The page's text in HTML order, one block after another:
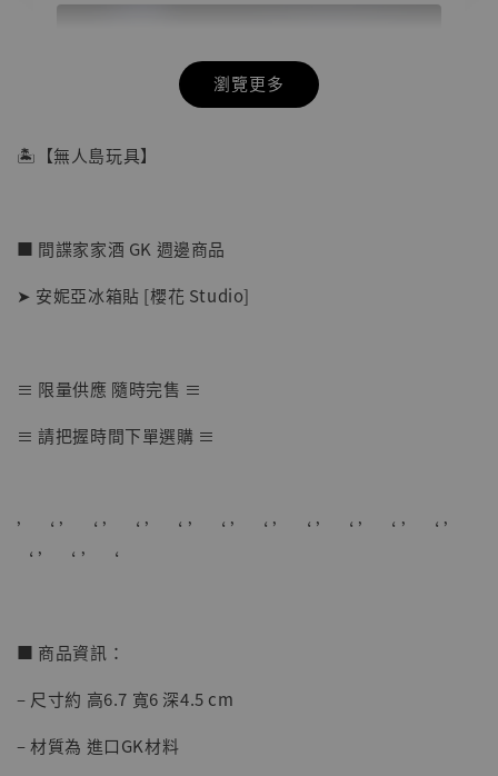
摩 [7STARS Studio]
瀏覽更多
🏝【無人島玩具】
■ 間諜家家酒 GK 週邊商品
➤ 安妮亞冰箱貼 [櫻花 Studio]
≡ 限量供應 隨時完售 ≡
≡ 請把握時間下單選購 ≡
’ ‘ ’ ‘ ’ ‘ ’ ‘ ’ ‘ ’ ‘ ’ ‘ ’ ‘ ’ ‘ ’ ‘ ’
‘ ’ ‘ ’ ‘
■ 商品資訊：
– 尺寸約 高6.7 寬6 深4.5 cm
– 材質為 進口GK材料